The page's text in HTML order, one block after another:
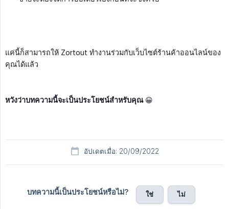
แค่นี้ก็สามารถให้ Zortout ทำงานร่วมกับเว็บไซต์ร้านค้าออนไลน์ของ
คุณได้แล้ว
หวังว่าบทความนี้จะเป็นประโยชน์สำหรับคุณ😀
อัปเดตเมื่อ: 20/09/2022
บทความนี้เป็นประโยชน์หรือไม่? ใช่ ไม่